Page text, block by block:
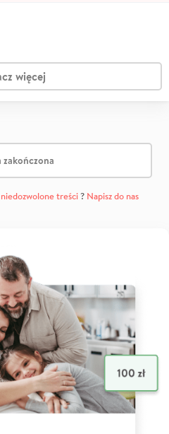
więcej
niedozwolone treści? Napisz do nas